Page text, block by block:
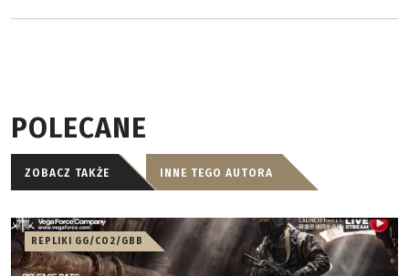
POLECANE
ZOBACZ TAKŻE INNE TEGO AUTORA
REPLIKI GG/CO2/GBB